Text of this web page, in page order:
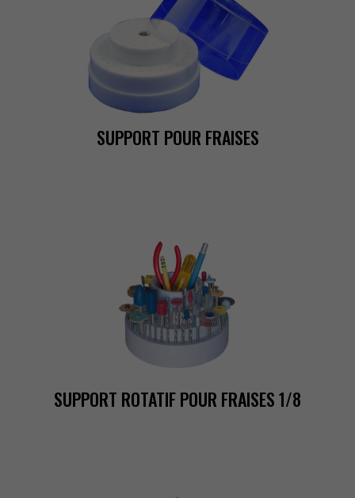
SUPPORTPOURFRAISES
SUPPORTROTATIFPOURFRAISES1/8